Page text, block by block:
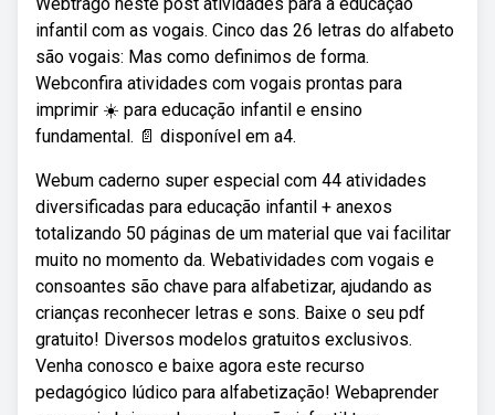
infantil com as vogais. Cinco das 26 letras do alfabeto
são vogais: Mas como definimos de forma.
Webconfira atividades com vogais prontas para
imprimir ☀️ para educação infantil e ensino
fundamental. 📄 disponível em a4.
Webum caderno super especial com 44 atividades
diversificadas para educação infantil + anexos
totalizando 50 páginas de um material que vai facilitar
muito no momento da. Webatividades com vogais e
consoantes são chave para alfabetizar, ajudando as
crianças reconhecer letras e sons. Baixe o seu pdf
gratuito! Diversos modelos gratuitos exclusivos.
Venha conosco e baixe agora este recurso
pedagógico lúdico para alfabetização! Webaprender